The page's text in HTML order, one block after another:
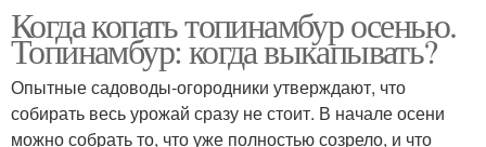
Когда копать топинамбур осенью.
Топинамбур: когда выкапывать?
Опытные садоводы-огородники утверждают, что
собирать весь урожай сразу не стоит. В начале осени
можно собрать то, что уже полностью созрело, и что